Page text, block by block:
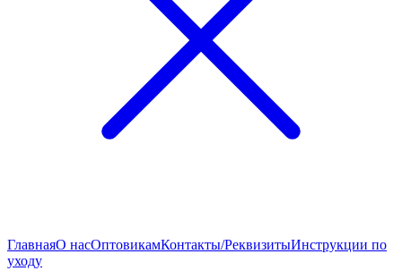
ГлавнаяО насОптовикамКонтакты/РеквизитыИнструкции по
уходу